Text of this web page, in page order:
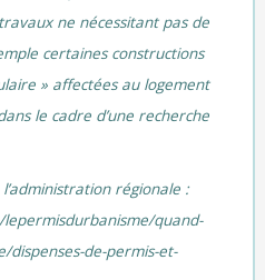
ne nécessitant pas de
certaines constructions
» affectées au logement
le cadre d’une recherche
régionale :
quand-
dispenses-de-permis-et-